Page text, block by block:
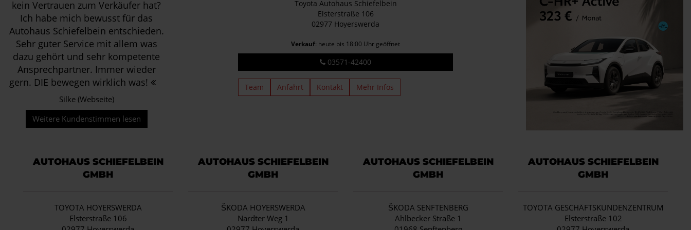
kein Vertrauen zum Verkäufer hat?
Ich habe mich bewusst für das
Autohaus Schiefelbein entschieden.
Sehr guter Service mit allem was
dazu gehört und sehr kompetente
Ansprechpartner. Immer wieder
gern. DIE bewegen wirklich was!
Silke (Webseite)
Weitere Kundenstimmen lesen
Toyota Autohaus Schiefelbein
Elsterstraße 106
02977 Hoyerswerda
Verkauf: heute bis 18:00 Uhr geöffnet
03571-42400
Team Anfahrt Kontakt Mehr Infos
AUTOHAUS SCHIEFELBEIN
GMBH
TOYOTA HOYERSWERDA
Elsterstraße 106
AUTOHAUS SCHIEFELBEIN
GMBH
ŠKODA HOYERSWERDA
Nardter Weg 1
AUTOHAUS SCHIEFELBEIN
GMBH
ŠKODA SENFTENBERG
Ahlbecker Straße 1
AUTOHAUS SCHIEFELBEIN
GMBH
TOYOTA GESCHÄFTSKUNDENZENTRUM
Elsterstraße 102